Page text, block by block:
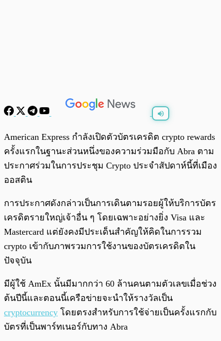
American Express กำลังเปิดตัวบัตรเครดิต crypto rewards
ครั้งแรกในฐานะส่วนหนึ่งของความร่วมมือกับ Abra ตาม
ประกาศร่วมในการประชุม Crypto ประจำสัปดาห์นี้ที่เมือง
ออสติน
การประกาศดังกล่าวเป็นการเดินตามรอยผู้ให้บริการบัตร
เครดิตรายใหญ่เจ้าอื่น ๆ โดยเฉพาะอย่างยิ่ง Visa และ
Mastercard แต่ยังคงมีประเด็นสำคัญให้คิดในการรวม
crypto เข้ากับภาพรวมการใช้งานของบัตรเครดิตใน
ปัจจุบัน
มีผู้ใช้ AmEx นั้นมีมากกว่า 60 ล้านคนตามตัวเลขเมื่อช่วง
ต้นปีนี้และตอนนี้เครือข่ายจะนำให้รางวัลเป็น
cryptocurrency โดยตรงสำหรับการใช้จ่ายเป็นครั้งแรกกับ
บัตรที่เป็นพาร์ทเนอร์กับทาง Abra